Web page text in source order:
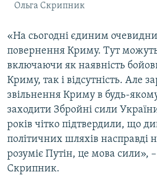
Ольга Скрипник
«На сьогодні єдиним
повернення Криму. Тут можуть
включаючи як наявність
Криму, так і відсутність. Але
звільнення Криму в будь-
заходити Збройні сили
років чітко підтвердили, що
політичних шляхів
розуміє Путін, це мова сили»,
Скрипник.